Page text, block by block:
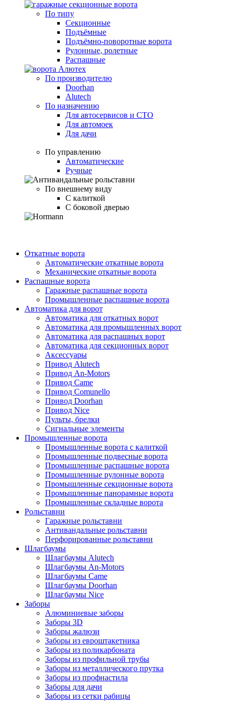
По типу
Секционные
Подъёмные
Подъёмно-поворотные ворота
Рулонные, ролетные
Распашные
По производителю
Doorhan
Alutech
По назначению
Для автосервисов и СТО
Для автомоек
Для дачи
По управлению
Автоматические
Ручные
По внешнему виду
С калиткой
С боковой дверью
Откатные ворота
Автоматические откатные ворота
Механические откатные ворота
Распашные ворота
Гаражные распашные ворота
Промышленные распашные ворота
Автоматика для ворот
Автоматика для откатных ворот
Автоматика для промышленных ворот
Автоматика для распашных ворот
Автоматика для секционных ворот
Аксессуары
Привод Alutech
Привод An-Motors
Привод Came
Привод Comunello
Привод Doorhan
Привод Nice
Пульты, брелки
Сигнальные элементы
Промышленные ворота
Промышленные ворота с калиткой
Промышленные подвесные ворота
Промышленные распашные ворота
Промышленные рулонные ворота
Промышленные секционные ворота
Промышленные панорамные ворота
Промышленные складные ворота
Рольставни
Гаражные рольставни
Антивандальные рольставни
Перфорированные рольставни
Шлагбаумы
Шлагбаумы Alutech
Шлагбаумы An-Motors
Шлагбаумы Came
Шлагбаумы Doorhan
Шлагбаумы Nice
Заборы
Алюминиевые заборы
Заборы 3D
Заборы жалюзи
Заборы из евроштакетника
Заборы из поликарбоната
Заборы из профильной трубы
Заборы из металлического прутка
Заборы из профнастила
Заборы для дачи
Заборы из сетки рабицы